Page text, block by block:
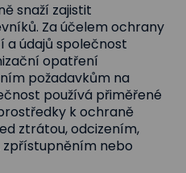
snaží zajistit
Za účelem ochrany
údajů společnost
opatření
požadavkům na
používá přiměřené
k ochraně
ztrátou, odcizením,
nebo